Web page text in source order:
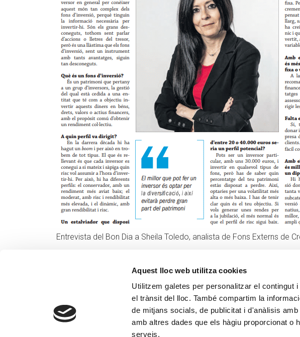
Aquest lloc web utilitza cookies
Utilitzem galetes per personalitzar el
el trànsit del lloc. També compartim la
de mitjans socials, de publicitat i d'anàlisis
amb altres dades que els hàgiu proporcionat o
serveis.
Entrevista del Bon Dia a Sheila Toledo, analista de Fons Externs de